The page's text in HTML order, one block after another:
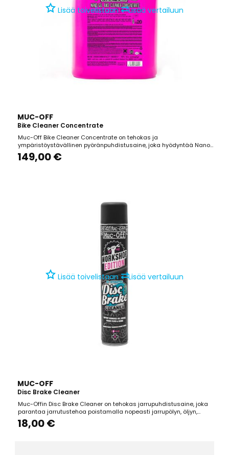
Lisää toivelistaan⇄Lisää vertailuun
MUC-OFF
Bike Cleaner Concentrate
Muc-Off Bike Cleaner Concentrate on tehokas ja
ympäristöystävällinen pyöränpuhdistusaine, joka hyödyntää Nano
Tech -teknologiaa lian ja lian nopeaan ja turvalliseen
poistamiseen. 1 litran tiivistepullosta voidaan valmistaa jopa 4
149,00 €
Lisää toivelistaan⇄Lisää vertailuun
MUC-OFF
Disc Brake Cleaner
Muc-Offin Disc Brake Cleaner on tehokas jarrupuhdistusaine, joka
parantaa jarrutustehoa poistamalla nopeasti jarrupölyn, öljyn,
rasvan ja lian kaikista jarruosista. Sen ainutlaatuinen koostumus
sisältää hoitavia aineita, jotka kosteuttavat jarrupaloja, vähentäen
18,00 €